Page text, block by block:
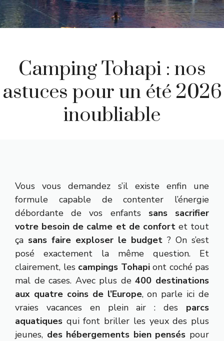
Camping Tohapi : nos
astuces pour un été 2026
inoubliable
Vous vous demandez s’il existe enfin une
formule capable de contenter l’énergie
débordante de vos enfants sans sacrifier
votre besoin de calme et de confortet tout
ça sans faire exploser le budget ? On s’est
posé exactement la même question. Et
clairement, les campings Tohapiont coché pas
mal de cases. Avec plus de400 destinations
aux quatre coins de l’Europe, on parle ici de
vraies vacances en plein air : des parcs
aquatiques qui font briller les yeux des plus
jeunes, des hébergements bien pensés pour